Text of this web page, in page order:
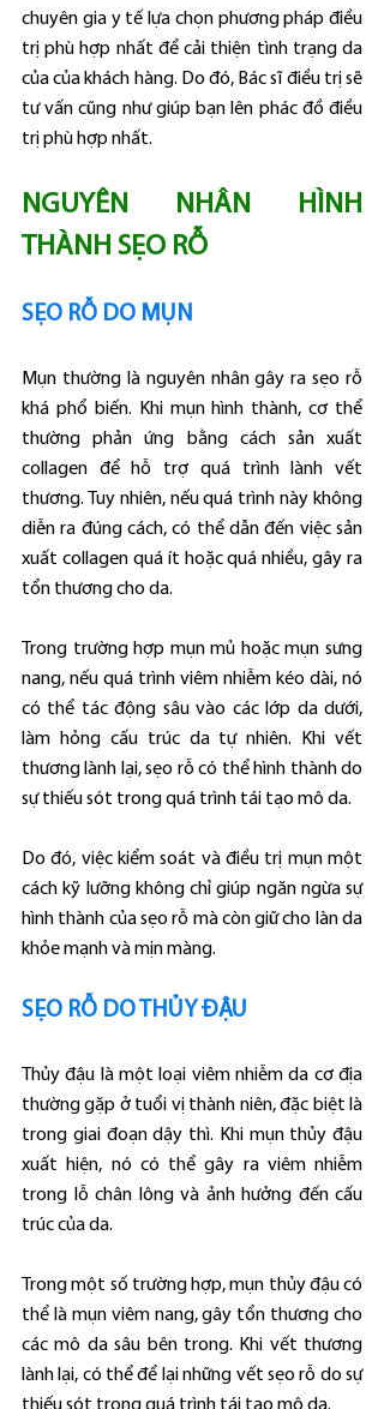
chuyên gia y tế lựa chọn phương pháp điều
trị phù hợp nhất để cải thiện tình trạng da
của của khách hàng. Do đó, Bác sĩ điều trị sẽ
tư vấn cũng như giúp bạn lên phác đồ điều
trị phù hợp nhất.
NGUYÊN NHÂN HÌNH
THÀNH SẸO RỖ
SẸO RỖ DO MỤN
Mụn thường là nguyên nhân gây ra sẹo rỗ
khá phổ biến. Khi mụn hình thành, cơ thể
thường phản ứng bằng cách sản xuất
collagen để hỗ trợ quá trình lành vết
thương. Tuy nhiên, nếu quá trình này không
diễn ra đúng cách, có thể dẫn đến việc sản
xuất collagen quá ít hoặc quá nhiều, gây ra
tổn thương cho da.
Trong trường hợp mụn mủ hoặc mụn sưng
nang, nếu quá trình viêm nhiễm kéo dài, nó
có thể tác động sâu vào các lớp da dưới,
làm hỏng cấu trúc da tự nhiên. Khi vết
thương lành lại, sẹo rỗ có thể hình thành do
sự thiếu sót trong quá trình tái tạo mô da.
Do đó, việc kiểm soát và điều trị mụn một
cách kỹ lưỡng không chỉ giúp ngăn ngừa sự
hình thành của sẹo rỗ mà còn giữ cho làn da
khỏe mạnh và mịn màng.
SẸO RỖ DO THỦY ĐẬU
Thủy đậu là một loại viêm nhiễm da cơ địa
thường gặp ở tuổi vị thành niên, đặc biệt là
trong giai đoạn dậy thì. Khi mụn thủy đậu
xuất hiện, nó có thể gây ra viêm nhiễm
trong lỗ chân lông và ảnh hưởng đến cấu
trúc của da.
Trong một số trường hợp, mụn thủy đậu có
thể là mụn viêm nang, gây tổn thương cho
các mô da sâu bên trong. Khi vết thương
lành lại, có thể để lại những vết sẹo rỗ do sự
thiếu sót trong quá trình tái tạo mô da.